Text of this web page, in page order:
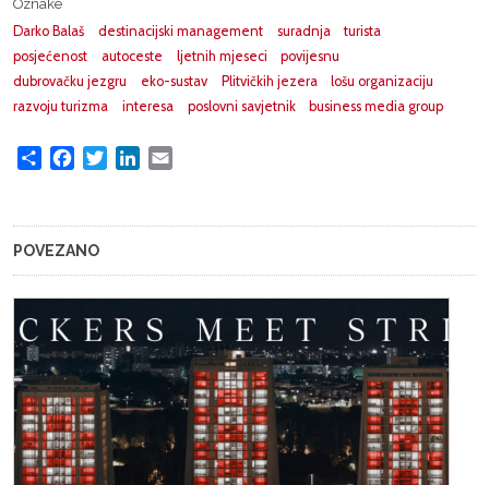
Oznake
Darko Balaš
destinacijski management suradnja
turista
posjećenost
autoceste ljetnih mjeseci
povijesnu
dubrovačku jezgru
eko-sustav Plitvičkih jezera
lošu organizaciju
razvoju turizma
interesa poslovni savjetnik business media group
Share FacebookTwitterLinkedIn
POVEZANO